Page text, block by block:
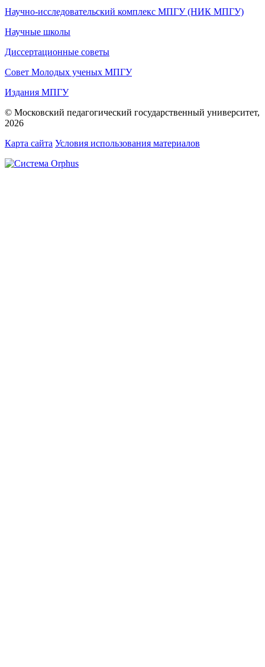
Научно-исследовательский комплекс МПГУ (НИК МПГУ)
Научные школы
Диссертационные советы
Совет Молодых ученых МПГУ
Издания МПГУ
© Московский педагогический государственный университет,
2026
Карта сайта Условия использования материалов